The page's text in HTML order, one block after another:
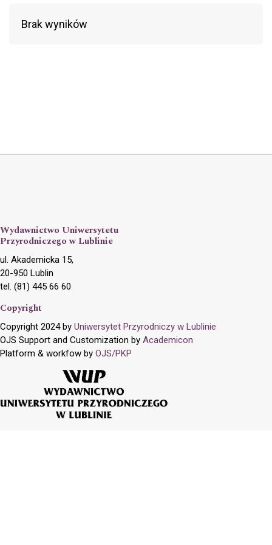
Brak wyników
Wydawnictwo Uniwersytetu
Przyrodniczego w Lublinie
ul. Akademicka 15,
20-950 Lublin
tel. (81) 445 66 60
Copyright
Copyright 2024 by Uniwersytet Przyrodniczy w Lublinie
OJS Support and Customization by Academicon
Platform & workfow by OJS/PKP